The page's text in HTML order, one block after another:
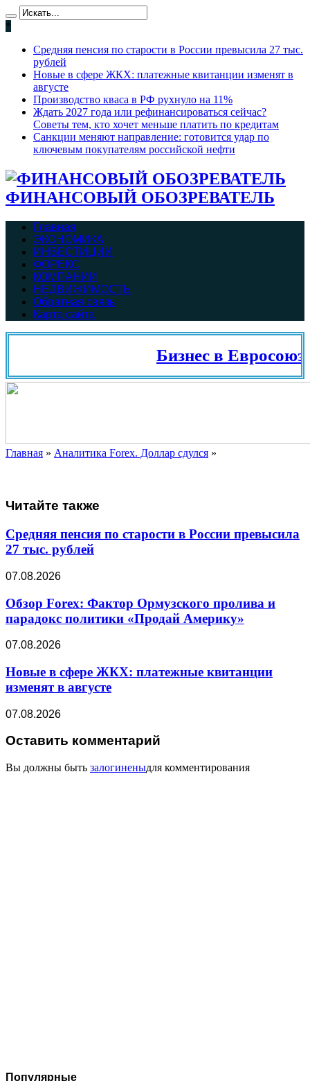
*
Средняя пенсия по старости в России превысила 27 тыс.
рублей
Новые в сфере ЖКХ: платежные квитанции изменят в
августе
Производство кваса в РФ рухнуло на 11%
Ждать 2027 года или рефинансироваться сейчас?
Советы тем, кто хочет меньше платить по кредитам
Санкции меняют направление: готовится удар по
ключевым покупателям российской нефти
ФИНАНСОВЫЙ ОБОЗРЕВАТЕЛЬ
Главная
ЭКОНОМИКА
ИНВЕСТИЦИИ
ФОРЕКС
КОМПАНИИ
НЕДВИЖИМОСТЬ
Обратная связь
Карта сайта
Бизнес в
Главная » Аналитика Forex. Доллар сдулся »
Читайте также
Средняя пенсия по старости в России превысила
27 тыс. рублей
07.08.2026
Обзор Forex: Фактор Ормузского пролива и
парадокс политики «Продай Америку»
07.08.2026
Новые в сфере ЖКХ: платежные квитанции
изменят в августе
07.08.2026
Оставить комментарий
Вы должны быть залогиненыдля комментирования
Популярные